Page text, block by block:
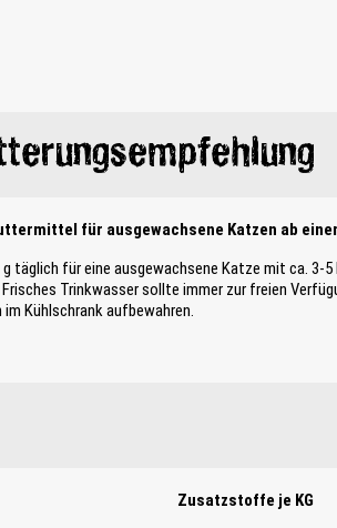
für ausgewachsene Katzen ab
g täglich für eine ausgewachsene Katze mit ca. 3-
Trinkwasser sollte immer zur freien
im Kühlschrank aufbewahren.
Zusatzstoffe je KG